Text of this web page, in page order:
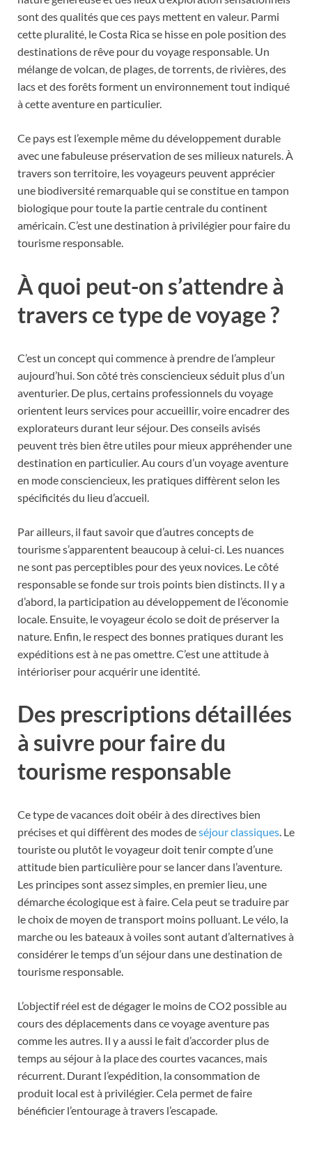
sont des qualités que ces pays mettent en valeur. Parmi
cette pluralité, le Costa Rica se hisse en pole position des
destinations de rêve pour du voyage responsable. Un
mélange de volcan, de plages, de torrents, de rivières, des
lacs et des forêts forment un environnement tout indiqué
à cette aventure en particulier.
Ce pays est l’exemple même du développement durable
avec une fabuleuse préservation de ses milieux naturels. À
travers son territoire, les voyageurs peuvent apprécier
une biodiversité remarquable qui se constitue en tampon
biologique pour toute la partie centrale du continent
américain. C’est une destination à privilégier pour faire du
tourisme responsable.
À quoi peut-on s’attendre à
travers ce type de voyage ?
C’est un concept qui commence à prendre de l’ampleur
aujourd’hui. Son côté très consciencieux séduit plus d’un
aventurier. De plus, certains professionnels du voyage
orientent leurs services pour accueillir, voire encadrer des
explorateurs durant leur séjour. Des conseils avisés
peuvent très bien être utiles pour mieux appréhender une
destination en particulier. Au cours d’un voyage aventure
en mode consciencieux, les pratiques diffèrent selon les
spécificités du lieu d’accueil.
Par ailleurs, il faut savoir que d’autres concepts de
tourisme s’apparentent beaucoup à celui-ci. Les nuances
ne sont pas perceptibles pour des yeux novices. Le côté
responsable se fonde sur trois points bien distincts. Il y a
d’abord, la participation au développement de l’économie
locale. Ensuite, le voyageur écolo se doit de préserver la
nature. Enfin, le respect des bonnes pratiques durant les
expéditions est à ne pas omettre. C’est une attitude à
intérioriser pour acquérir une identité.
Des prescriptions détaillées
à suivre pour faire du
tourisme responsable
Ce type de vacances doit obéir à des directives bien
précises et qui diffèrent des modes deséjour classiques. Le
touriste ou plutôt le voyageur doit tenir compte d’une
attitude bien particulière pour se lancer dans l’aventure.
Les principes sont assez simples, en premier lieu, une
démarche écologique est à faire. Cela peut se traduire par
le choix de moyen de transport moins polluant. Le vélo, la
marche ou les bateaux à voiles sont autant d’alternatives à
considérer le temps d’un séjour dans une destination de
tourisme responsable.
L’objectif réel est de dégager le moins de CO2 possible au
cours des déplacements dans ce voyage aventure pas
comme les autres. Il y a aussi le fait d’accorder plus de
temps au séjour à la place des courtes vacances, mais
récurrent. Durant l’expédition, la consommation de
produit local est à privilégier. Cela permet de faire
bénéficier l’entourage à travers l’escapade.